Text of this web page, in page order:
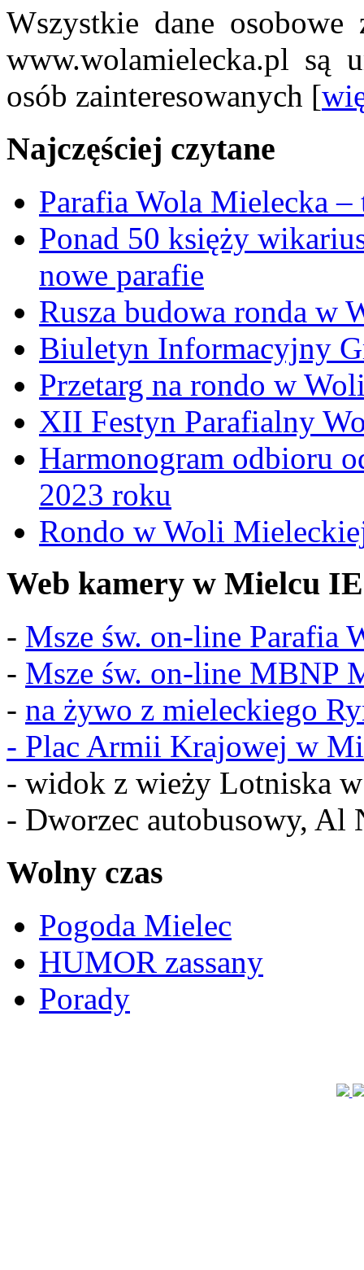
Wszystkie dane osobowe
www.wolamielecka.pl są
osób zainteresowanych [
Najczęściej czytane
Parafia Wola Mielecka
Ponad 50 księży
nowe parafie
Rusza budowa ronda w
Biuletyn Informacyjny
Przetarg na rondo w
XII Festyn Parafialny
Harmonogram odbioru
2023 roku
Rondo w Woli
Web kamery w Mielcu IE
- Msze św. on-line Parafia
- Msze św. on-line MBNP
- na żywo z mieleckiego
- Plac Armii Krajowej w
- widok z wieży Lotniska
- Dworzec autobusowy, Al
Wolny czas
Pogoda Mielec
HUMOR zassany
Porady